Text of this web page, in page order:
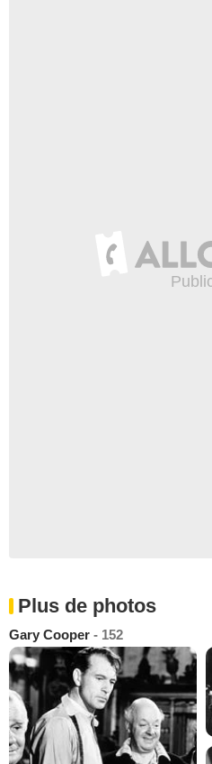
Plus de photos
Gary Cooper - 152